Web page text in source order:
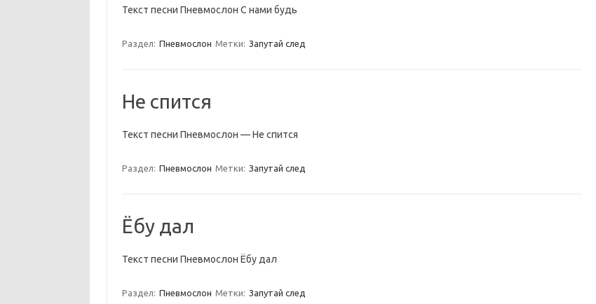
Текст песни Пневмослон С нами будь
Раздел: Пневмослон Метки: Запутай след
Не спится
Текст песни Пневмослон — Не спится
Раздел: Пневмослон Метки: Запутай след
Ёбу дал
Текст песни Пневмослон Ёбу дал
Раздел: Пневмослон Метки: Запутай след